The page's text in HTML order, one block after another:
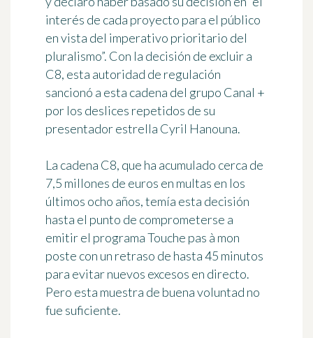
interés de cada proyecto para el público
en vista del imperativo prioritario del
pluralismo”. Con la decisión de excluir a
C8, esta autoridad de regulación
sancionó a esta cadena del grupo Canal +
por los deslices repetidos de su
presentador estrella Cyril Hanouna.
La cadena C8, que ha acumulado cerca de
7,5 millones de euros en multas en los
últimos ocho años, temía esta decisión
hasta el punto de comprometerse a
emitir el programa Touche pas à mon
poste con un retraso de hasta 45 minutos
para evitar nuevos excesos en directo.
Pero esta muestra de buena voluntad no
fue suficiente.